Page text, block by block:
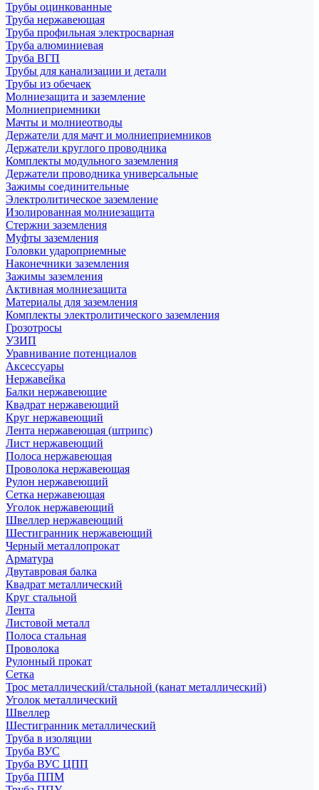
Трубы оцинкованные
Труба нержавеющая
Труба профильная электросварная
Труба алюминиевая
Труба ВГП
Трубы для канализации и детали
Трубы из обечаек
Молниезащита и заземление
Молниеприемники
Мачты и молниеотводы
Держатели для мачт и молниеприемников
Держатели круглого проводника
Комплекты модульного заземления
Держатели проводника универсальные
Зажимы соединительные
Электролитическое заземление
Изолированная молниезащита
Стержни заземления
Муфты заземления
Головки удароприемные
Наконечники заземления
Зажимы заземления
Активная молниезащита
Материалы для заземления
Комплекты электролитического заземления
Грозотросы
УЗИП
Уравнивание потенциалов
Аксессуары
Нержавейка
Балки нержавеющие
Квадрат нержавеющий
Круг нержавеющий
Лента нержавеющая (штрипс)
Лист нержавеющий
Полоса нержавеющая
Проволока нержавеющая
Рулон нержавеющий
Сетка нержавеющая
Уголок нержавеющий
Швеллер нержавеющий
Шестигранник нержавеющий
Черный металлопрокат
Арматура
Двутавровая балка
Квадрат металлический
Круг стальной
Лента
Листовой металл
Полоса стальная
Проволока
Рулонный прокат
Сетка
Трос металлический/стальной (канат металлический)
Уголок металлический
Швеллер
Шестигранник металлический
Труба в изоляции
Труба ВУС
Труба ВУС ЦПП
Труба ППМ